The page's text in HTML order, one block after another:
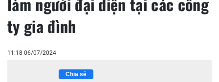
ty gia đình
11:18 06/07/2024
Chia sẻ